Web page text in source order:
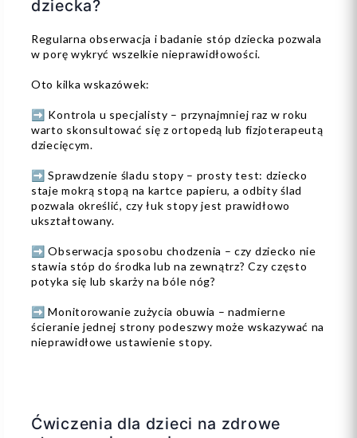
dziecka?
Regularna obserwacja i badanie stóp dziecka pozwala
w porę wykryć wszelkie nieprawidłowości.
Oto kilka wskazówek:
➡️ Kontrola u specjalisty – przynajmniej raz w roku
warto skonsultować się z ortopedą lub fizjoterapeutą
dziecięcym.
➡️ Sprawdzenie śladu stopy – prosty test: dziecko
staje mokrą stopą na kartce papieru, a odbity ślad
pozwala określić, czy łuk stopy jest prawidłowo
ukształtowany.
➡️ Obserwacja sposobu chodzenia – czy dziecko nie
stawia stóp do środka lub na zewnątrz? Czy często
potyka się lub skarży na bóle nóg?
➡️ Monitorowanie zużycia obuwia – nadmierne
ścieranie jednej strony podeszwy może wskazywać na
nieprawidłowe ustawienie stopy.
Ćwiczenia dla dzieci na zdrowe